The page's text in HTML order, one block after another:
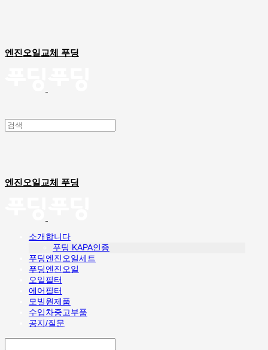
엔진오일교체 푸딩
엔진오일교체 푸딩
소개합니다
푸딩 KAPA인증
푸딩엔진오일세트
푸딩엔진오일
오일필터
에어필터
모빌원제품
수입차중고부품
공지/질문